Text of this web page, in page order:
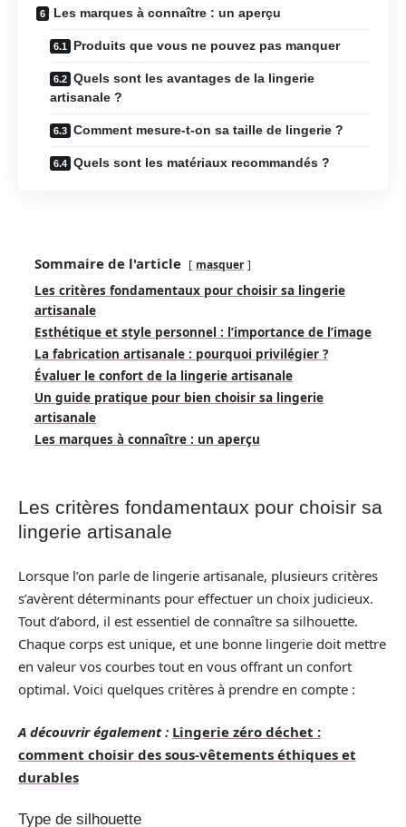
Les marques à connaître : un aperçu
Produits que vous ne pouvez pas manquer
Quels sont les avantages de la lingerie
artisanale ?
Comment mesure-t-on sa taille de lingerie ?
Quels sont les matériaux recommandés ?
Sommaire de l'article masquer
Les critères fondamentaux pour choisir sa lingerie
artisanale
Esthétique et style personnel : l’importance de l’image
La fabrication artisanale : pourquoi privilégier ?
Évaluer le confort de la lingerie artisanale
Un guide pratique pour bien choisir sa lingerie
artisanale
Les marques à connaître : un aperçu
Les critères fondamentaux pour choisir sa
lingerie artisanale
Lorsque l’on parle de lingerie artisanale, plusieurs critères
s’avèrent déterminants pour effectuer un choix judicieux.
Tout d’abord, il est essentiel de connaître sa silhouette.
Chaque corps est unique, et une bonne lingerie doit mettre
en valeur vos courbes tout en vous offrant un confort
optimal. Voici quelques critères à prendre en compte :
A découvrir également : Lingerie zéro déchet :
comment choisir des sous-vêtements éthiques et
durables
Type de silhouette